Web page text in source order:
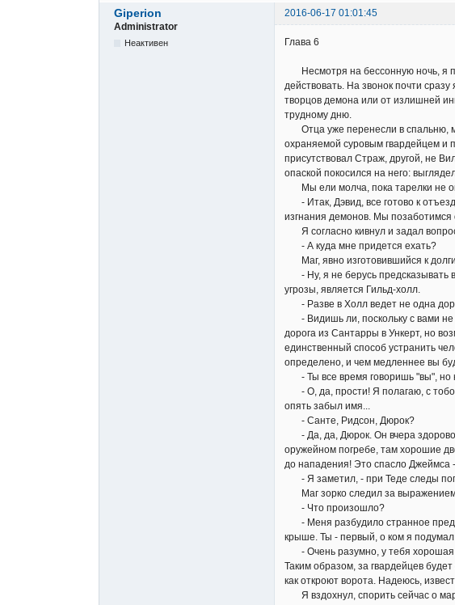
Giperion
2016-06-17 01:01:45
Administrator
Неактивен Глава 6
Несмотря на бессонную ночь, я
действовать. На звонок почти
творцов демона или от излишней
трудному дню.
Отца уже перенесли в спальню,
охраняемой суровым гвардейцем и
присутствовал Страж, другой, не
опаской покосился на него:
Мы ели молча, пока тарелки не
- Итак, Дэвид, все готово к
изгнания демонов. Мы позаботимся
Я согласно кивнул и задал
- А куда мне придется ехать?
Маг, явно изготовившийся к
- Ну, я не берусь предсказывать
угрозы, является Гильд-холл.
- Разве в Холл ведет не одна
- Видишь ли, поскольку с вами не
дорога из Сантарры в Ункерт, но
единственный способ устранить
определено, и чем медленнее вы
- Ты все время говоришь "вы", но
- О, да, прости! Я полагаю, с
опять забыл имя...
- Санте, Ридсон, Дюрок?
- Да, да, Дюрок. Он вчера здорово
оружейном погребе, там хорошие
до нападения! Это спасло Джеймса
- Я заметил, - при Теде следы
Маг зорко следил за выражением
- Что произошло?
- Меня разбудило странное
крыше. Ты - первый, о ком я подумал
- Очень разумно, у тебя хорошая
Таким образом, за гвардейцев
как откроют ворота. Надеюсь,
Я вздохнул, спорить сейчас о